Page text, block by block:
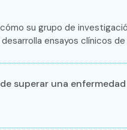
su grupo de
ensayos clínicos de
superar una